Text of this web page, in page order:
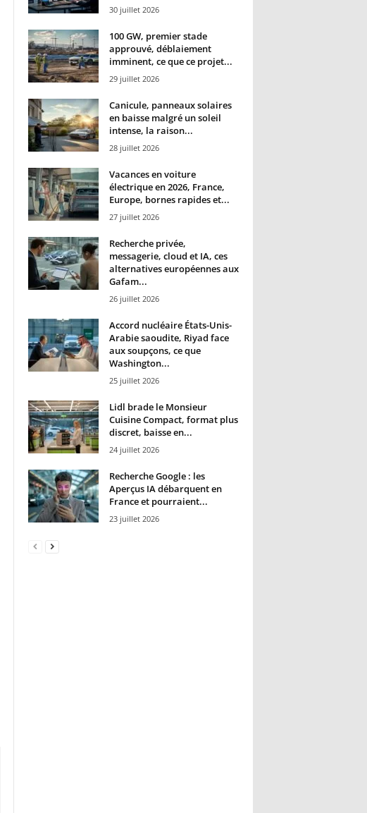
30 juillet 2026
100 GW, premier stade
approuvé, déblaiement
imminent, ce que ce projet...
29 juillet 2026
Canicule, panneaux solaires
en baisse malgré un soleil
intense, la raison...
28 juillet 2026
Vacances en voiture
électrique en 2026, France,
Europe, bornes rapides et...
27 juillet 2026
Recherche privée,
messagerie, cloud et IA, ces
alternatives européennes aux
Gafam...
26 juillet 2026
Accord nucléaire États-Unis-
Arabie saoudite, Riyad face
aux soupçons, ce que
Washington...
25 juillet 2026
Lidl brade le Monsieur
Cuisine Compact, format plus
discret, baisse en...
24 juillet 2026
Recherche Google : les
Aperçus IA débarquent en
France et pourraient...
23 juillet 2026